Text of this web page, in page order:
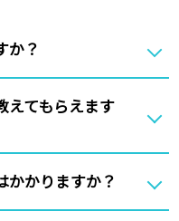
か？
えてもらえます
かかりますか？